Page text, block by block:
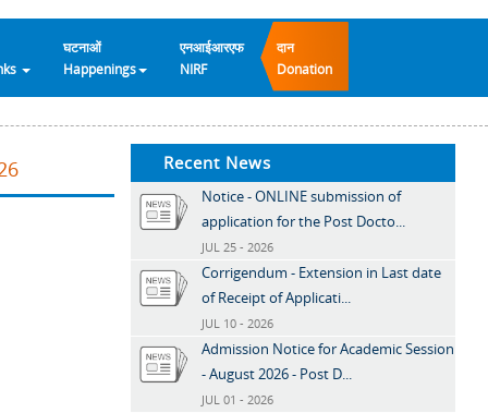
घटनाओं
Happenings
एनआईआरएफ
NIRF
दान
Donation
Recent News
Notice - ONLINE submission of
application for the Post Docto...
JUL 25 - 2026
Corrigendum - Extension in Last date
of Receipt of Applicati...
JUL 10 - 2026
Admission Notice for Academic Session
- August 2026 - Post D...
JUL 01 - 2026